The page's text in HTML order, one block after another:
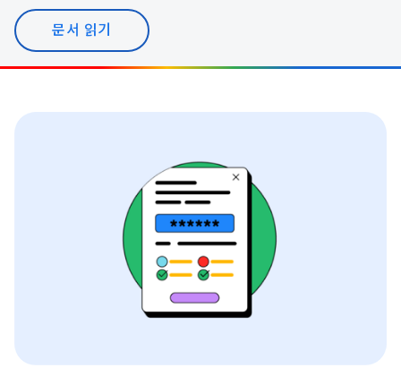
문서 읽기